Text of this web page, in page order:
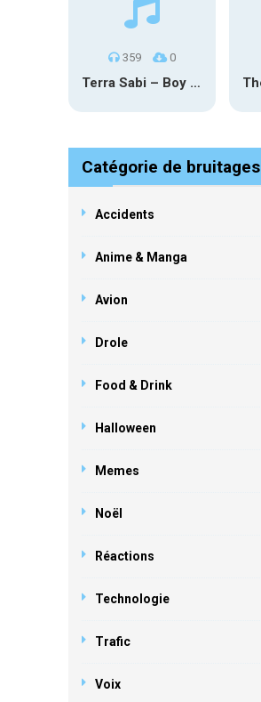
359 0
Terra Sabi – Boy Game X Marcia Cruz
Catégorie de bruitages
Accidents
Anime & Manga
Avion
Drole
Food & Drink
Halloween
Memes
Noël
Réactions
Technologie
Trafic
Voix